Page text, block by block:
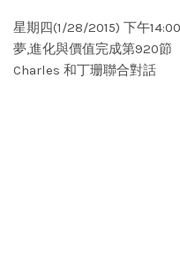
星期四(1/28/2015) 下午
夢,進化與價值完成第920節
Charles 和丁珊聯合對話